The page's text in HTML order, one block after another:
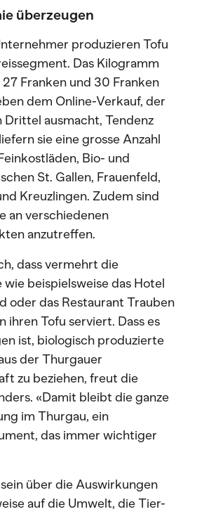
überzeugen
produzieren Tofu
Das Kilogramm
Franken und 30 Franken
dem Online-Verkauf, der
Drittel ausmacht, Tendenz
sie eine grosse Anzahl
Bio- und
St. Gallen, Frauenfeld,
Kreuzlingen. Zudem sind
an verschiedenen
anzutreffen.
dass vermehrt die
wie beispielsweise das Hotel
oder das Restaurant Trauben
ihren Tofu serviert. Dass es
ist, biologisch produzierte
der Thurgauer
zu beziehen, freut die
«Damit bleibt die ganze
im Thurgau, ein
das immer wichtiger
über die Auswirkungen
auf die Umwelt, die Tier-